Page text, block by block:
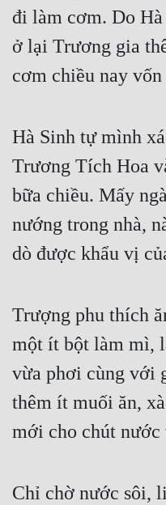
Du Hí
Dã Sử
Dị Giới
Góc Nhìn Nữ
Huyền Huyễn
Huyền Ảo
Hài Hước
Hệ Thống
Học Đường
Khoa Huyễn
đi làm cơm. Do
ở lại Trương gia
cơm chiều nay
Hà Sinh tự mình
Trương Tích Hoa
bữa chiều. Mấy
nướng trong nhà,
dò được khẩu vị
Trượng phu thích
một ít bột làm mì,
vừa phơi cùng với
thêm ít muối ăn,
mới cho chút nước
Chỉ chờ nước sôi,